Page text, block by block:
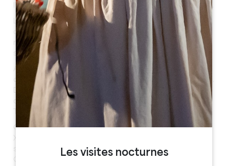
l’ancienne seigneurie d’Aighuile, sur laquelle elle s’étend.
Le village est placé sur un promontoire de la rive droite
de la Dordogne. Les premières marques de l’Homme,
remonte à l’Antiquité. En effet, un village fortifié gaulois
s’y était installé à cette époque.
Au Moyen-Age, c’est sur les anciennes fondations de
ce petit village, que la forteresse de l’Aiguilhe fut érigée.
Détruit, puis par la suite reconstruit, le château
d’Aiguilhe abrita notamment une commanderie de
Templiers au XIIIe siècle.
Quant à la seigneurie d’Aiguilhe elle-même, remonte au
seigneurie de Puynormand, située un peu plus au Nord-
Ouest.
Les visites nocturnes